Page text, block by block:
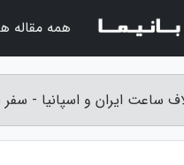
ساعت ایران و اسپانیا - سفر
همه مقاله